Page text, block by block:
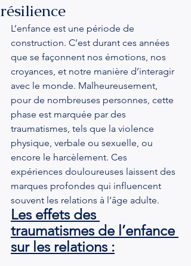
résilience
L’enfance est une période de
construction. C’est durant ces années
que se façonnent nos émotions, nos
croyances, et notre manière d’interagir
avec le monde. Malheureusement,
pour de nombreuses personnes, cette
phase est marquée par des
traumatismes, tels que la violence
physique, verbale ou sexuelle, ou
encore le harcèlement. Ces
expériences douloureuses laissent des
marques profondes qui influencent
souvent les relations à l’âge adulte.
Les effets des
traumatismes de l’enfance
sur les relations :